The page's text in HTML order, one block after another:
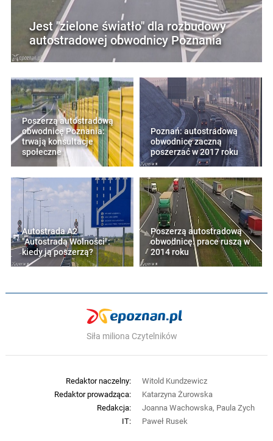
Jest "zielone światło" dla rozbudowy
autostradowej obwodnicy Poznania
Poszerzą autostradową
obwodnicę Poznania:
trwają konsultacje
społeczne
Poznań: autostradową
obwodnicę zaczną
poszerzać w 2017 roku
Autostrada A2
"Autostradą Wolności":
kiedy ją poszerzą?
Poszerzą autostradową
obwodnicę: prace ruszą w
2014 roku
Siła miliona Czytelników
Redaktor naczelny:
Witold Kundzewicz
Redaktor prowadząca:
Katarzyna Żurowska
Redakcja:
Joanna Wachowska, Paula Zych
IT:
Paweł Rusek